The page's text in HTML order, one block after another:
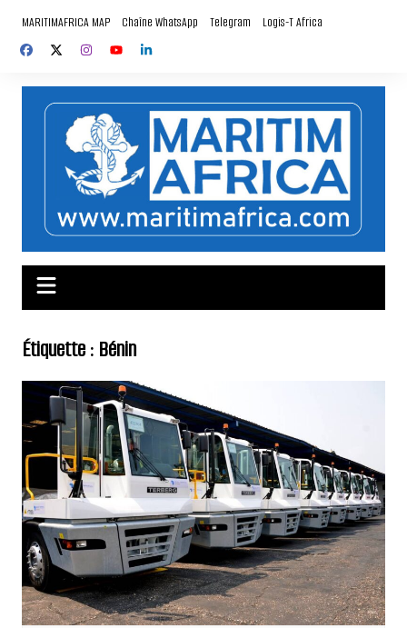
contenu
MARITIMAFRICA MAP Chaîne WhatsApp Telegram Logis-T Africa
Étiquette : Bénin